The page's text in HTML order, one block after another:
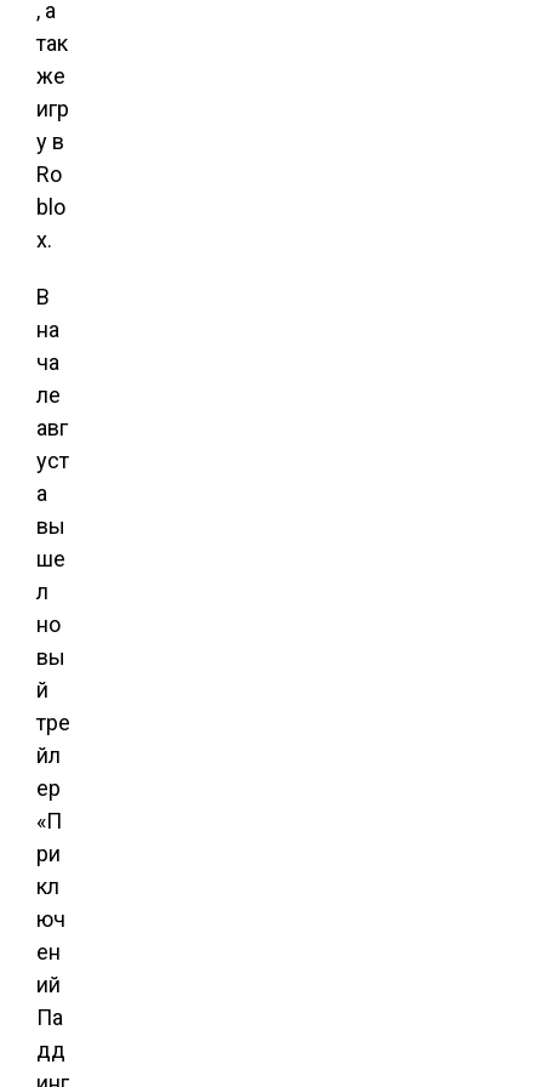
, а
так
же
игр
у в
Ro
blo
x.
В
на
ча
ле
авг
уст
а
вы
ше
л
но
вы
й
тре
йл
ер
«П
ри
кл
юч
ен
ий
Па
дд